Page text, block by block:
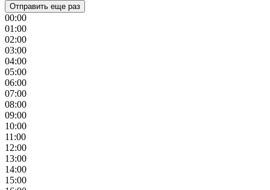
Отправить еще раз
00:00
01:00
02:00
03:00
04:00
05:00
06:00
07:00
08:00
09:00
10:00
11:00
12:00
13:00
14:00
15:00